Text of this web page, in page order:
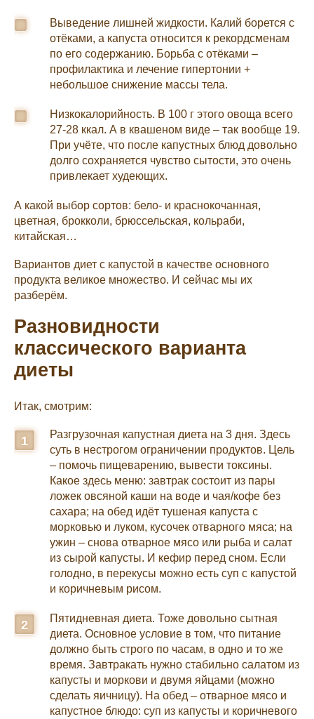
Выведение лишней жидкости. Калий борется с
отёками, а капуста относится к рекордсменам
по его содержанию. Борьба с отёками –
профилактика и лечение гипертонии +
небольшое снижение массы тела.
Низкокалорийность. В 100 г этого овоща всего
27-28 ккал. А в квашеном виде – так вообще 19.
При учёте, что после капустных блюд довольно
долго сохраняется чувство сытости, это очень
привлекает худеющих.
А какой выбор сортов: бело- и краснокочанная,
цветная, брокколи, брюссельская, кольраби,
китайская…
Вариантов диет с капустой в качестве основного
продукта великое множество. И сейчас мы их
разберём.
Разновидности
классического варианта
диеты
Итак, смотрим:
Разгрузочная капустная диета на 3 дня. Здесь
суть в нестрогом ограничении продуктов. Цель
– помочь пищеварению, вывести токсины.
Какое здесь меню: завтрак состоит из пары
ложек овсяной каши на воде и чая/кофе без
сахара; на обед идёт тушеная капуста с
морковью и луком, кусочек отварного мяса; на
ужин – снова отварное мясо или рыба и салат
из сырой капусты. И кефир перед сном. Если
голодно, в перекусы можно есть суп с капустой
и коричневым рисом.
Пятидневная диета. Тоже довольно сытная
диета. Основное условие в том, что питание
должно быть строго по часам, в одно и то же
время. Завтракать нужно стабильно салатом из
капусты и моркови и двумя яйцами (можно
сделать яичницу). На обед – отварное мясо и
капустное блюдо: суп из капусты и коричневого